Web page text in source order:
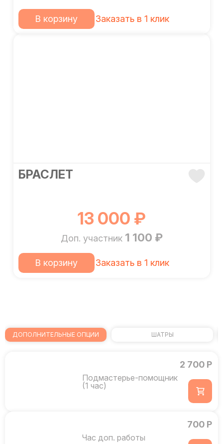
В корзину Заказать в 1 клик
БРАСЛЕТ
13 000 ₽
Доп. участник 1 100 ₽
В корзину Заказать в 1 клик
ДОПОЛНИТЕЛЬНЫЕ ОПЦИИ ШАТРЫ
Подмастерье-помощник
(1 час)
2 700 Р
Час доп. работы
700 Р